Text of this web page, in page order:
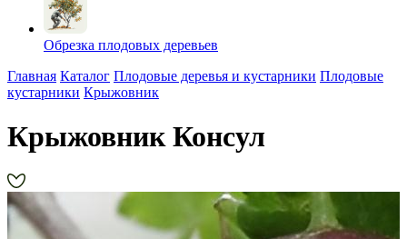
Обрезка плодовых деревьев
Главная Каталог Плодовые деревья и кустарники Плодовые
кустарники Крыжовник
Крыжовник Консул